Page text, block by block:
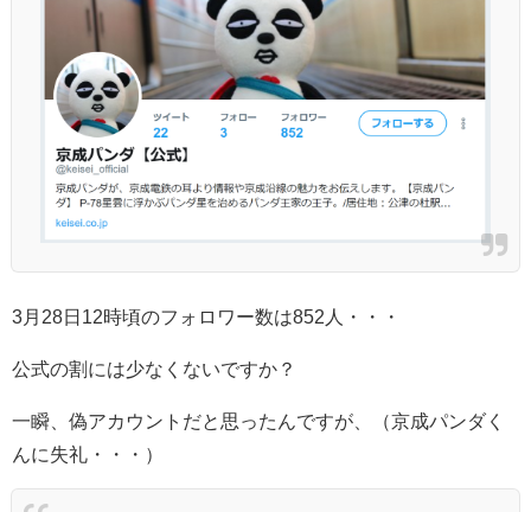
3月28日12時頃のフォロワー数は852人・・・
公式の割には少なくないですか？
一瞬、偽アカウントだと思ったんですが、（京成パンダく
んに失礼・・・）